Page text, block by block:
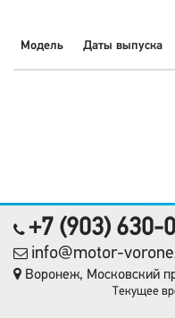
Модель Даты выпуска
+7 (903) 630-
info@motor-
Воронеж, Московский
Текущее